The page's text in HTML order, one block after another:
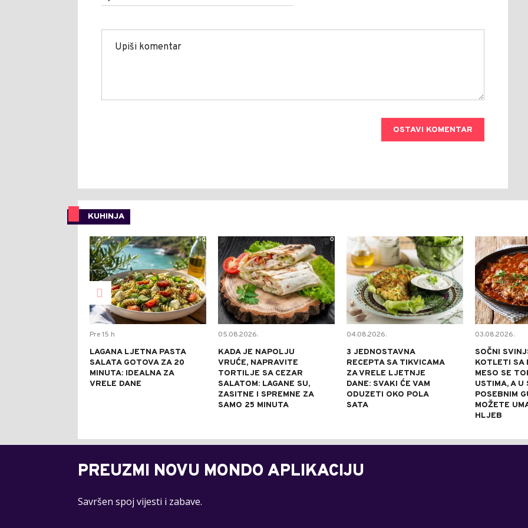
OSTAVI KOMENTAR
KUHINJA
0
Pre 15 h
LAGANA LJETNA PASTA
SALATA GOTOVA ZA 20
MINUTA: IDEALNA ZA
VRELE DANE
0
05.08.2026.
KADA JE NAPOLJU
VRUĆE, NAPRAVITE
TORTILJE SA CEZAR
SALATOM: LAGANE SU,
ZASITNE I SPREMNE ZA
SAMO 25 MINUTA
0
04.08.2026.
3 JEDNOSTAVNA
RECEPTA SA TIKVICAMA
ZA VRELE LJETNJE
DANE: SVAKI ĆE VAM
ODUZETI OKO POLA
SATA
03.08.2026.
SOČNI
KOTLETI SA
MESO SE
USTIMA, A U
POSEBNIM
MOŽETE
HLJEB
PREUZMI NOVU MONDO APLIKACIJU
Savršen spoj vijesti i zabave.